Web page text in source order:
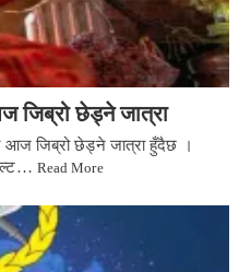
जिब्रो छेड्ने जात्रा
आज जिब्रो छेड्ने जात्रा हुँदैछ ।
Read More